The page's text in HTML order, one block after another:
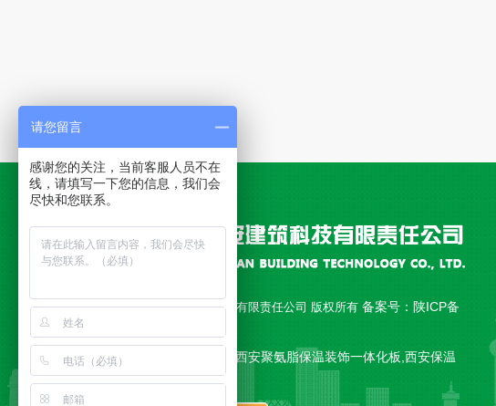
Copyright © 西安永安建筑科技有限责任公司 版权所有 备案号： 陕ICP备
18010892号-1
公司主营 西安聚氨脂复合板,西安聚氨脂保温装饰一体化板,西安保温
一体板,西安复合板 等产品
请您留言
感谢您的关注，当前客服人员不在
线，请填写一下您的信息，我们会
尽快和您联系。